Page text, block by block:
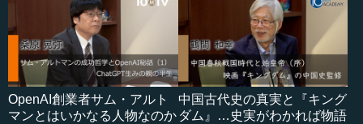
OpenAI創業者サム・アルト
マンとはいかなる人物なのか
中国古代史の真実と『キング
ダム』…史実がわかれば物語